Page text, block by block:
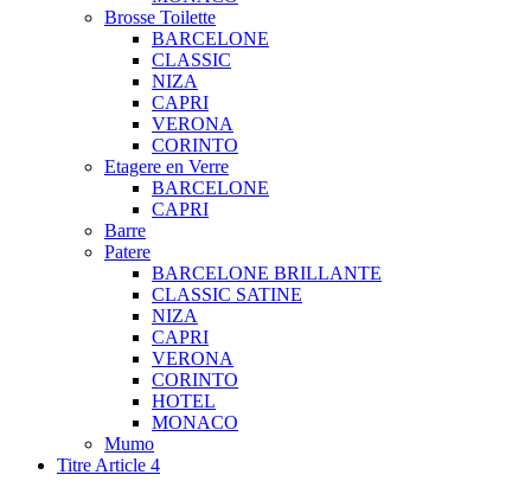
Brosse Toilette
BARCELONE
CLASSIC
NIZA
CAPRI
VERONA
CORINTO
Etagere en Verre
BARCELONE
CAPRI
Barre
Patere
BARCELONE BRILLANTE
CLASSIC SATINE
NIZA
CAPRI
VERONA
CORINTO
HOTEL
MONACO
Mumo
Titre Article 4